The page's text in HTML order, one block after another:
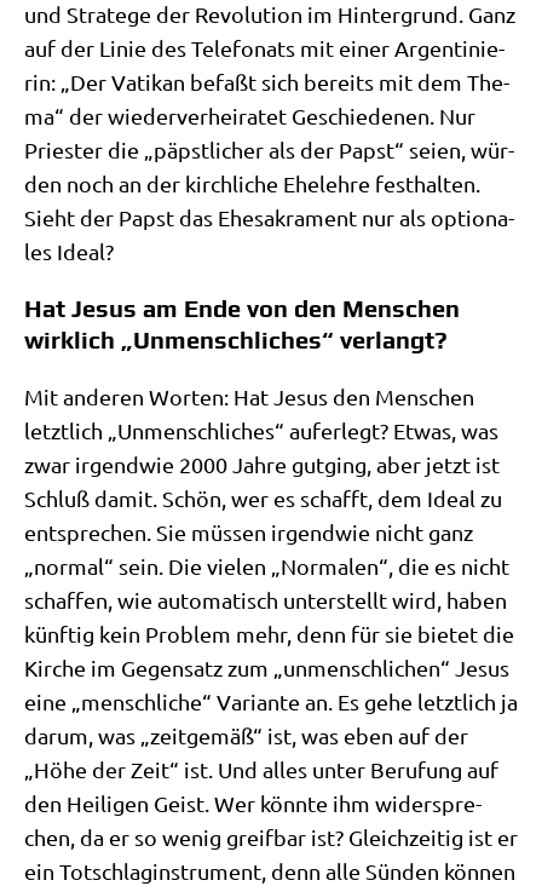
und Stra­te­ge der Revo­lu­ti­on im Hin­ter­grund. Ganz
auf der Linie des Tele­fo­nats mit einer Argen­ti­nie­
rin: „Der Vati­kan befaßt sich bereits mit dem The­
ma“ der wie­der­ver­hei­ra­tet Geschie­de­nen. Nur
Prie­ster die „päpst­li­cher als der Papst“ sei­en, wür­
den noch an der kirch­li­che Ehe­leh­re fest­hal­ten.
Sieht der Papst das Ehe­sa­kra­ment nur als optio­na­
les Ideal?
Hat Jesus am Ende von den Menschen
wirklich „Unmenschliches“ verlangt?
Mit ande­ren Wor­ten: Hat Jesus den Men­schen
letzt­lich „Unmensch­li­ches“ auf­er­legt? Etwas, was
zwar irgend­wie 2000 Jah­re gut­ging, aber jetzt ist
Schluß damit. Schön, wer es schafft, dem Ide­al zu
ent­spre­chen. Sie müs­sen irgend­wie nicht ganz
„nor­mal“ sein. Die vie­len „Nor­ma­len“, die es nicht
schaf­fen, wie auto­ma­tisch unter­stellt wird, haben
künf­tig kein Pro­blem mehr, denn für sie bie­tet die
Kir­che im Gegen­satz zum „unmensch­li­chen“ Jesus
eine „mensch­li­che“ Vari­an­te an. Es gehe letzt­lich ja
dar­um, was „zeit­ge­mäß“ ist, was eben auf der
„Höhe der Zeit“ ist. Und alles unter Beru­fung auf
den Hei­li­gen Geist. Wer könn­te ihm wider­spre­
chen, da er so wenig greif­bar ist? Gleich­zei­tig ist er
ein Tot­schlag­in­stru­ment, denn alle Sün­den kön­nen